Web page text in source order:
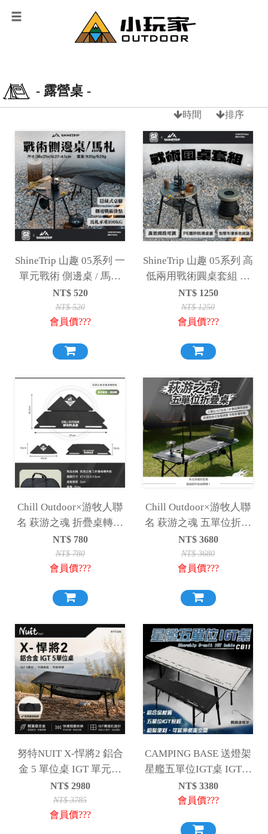
- 露營桌 -
時間 排序
ShineTrip 山趣 05系列 一
單元戰術 側邊桌 / 馬札
延伸桌 小桌 板凳 桌板
NT$ 520
NT$520
會員價???
ShineTrip 山趣 05系列 高
低兩用戰術圓桌套組 小
桌 小圓桌 折疊桌 板凳
附收納袋
NT$ 1250
NT$1250
會員價???
Chill Outdoor×游牧人聯
名 萩游之魂 折疊桌轉角
板 [3.5單位桌、五單桌
配件]
NT$ 780
NT$780
會員價???
Chill Outdoor×游牧人聯
名 萩游之魂 五單位折疊
桌
NT$ 3680
NT$3680
會員價???
努特NUIT X-悍將2 鋁合
金 5 單位桌 IGT 單元桌
多功能 露營桌 折疊桌 鋁
合金桌 NTT100
NT$ 2980
NT$3785
會員價???
CAMPING BASE 送燈架
星艦五單位IGT桌 IGT桌
五單位 星艦 露營桌 鋁合
金 單位桌
NT$ 3380
會員價???